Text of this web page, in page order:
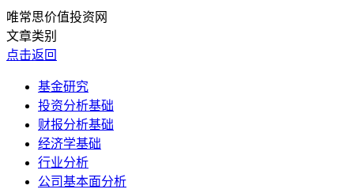
唯常思价值投资网
文章类别
点击返回
基金研究
投资分析基础
财报分析基础
经济学基础
行业分析
公司基本面分析